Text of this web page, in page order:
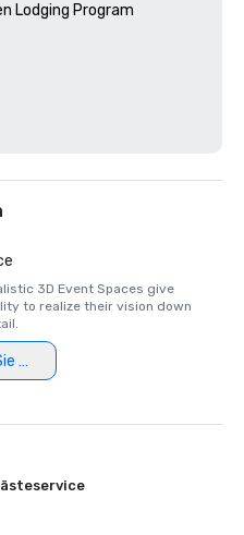
Lodging Program
3D Event Spaces give
to realize their vision down
mehr